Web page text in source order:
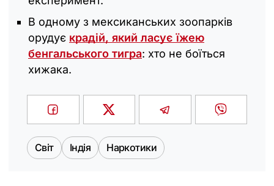
В одному з мексиканських зоопарків
орудує крадій, який ласує їжею
бенгальського тигра: хто не боїться
хижака.
Світ Індія Наркотики